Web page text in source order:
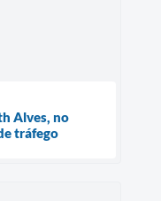
Alves, no
tráfego